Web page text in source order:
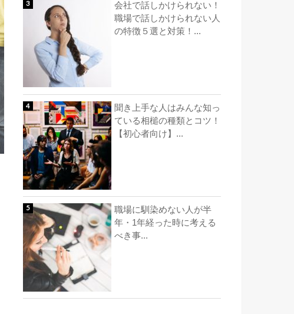
会社で話しかけられない！
職場で話しかけられない人
の特徴５選と対策！...
聞き上手な人はみんな知っ
ている相槌の種類とコツ！
【初心者向け】...
職場に馴染めない人が半
年・1年経った時に考える
べき事...